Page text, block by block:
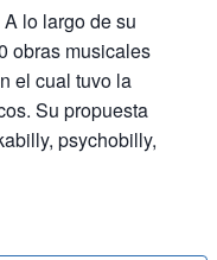
lo largo de su
obras musicales
el cual tuvo la
Su propuesta
psychobilly,